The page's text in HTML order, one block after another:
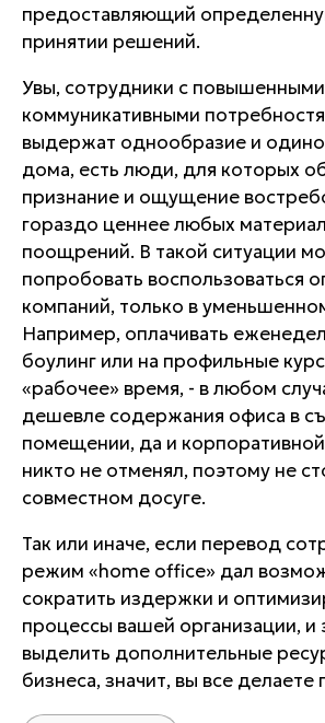
предоставляющий
принятии решений.
Увы, сотрудники с повышенными
коммуникативными
выдержат однообразие и
дома, есть люди, для которых
признание и ощущение
гораздо ценнее любых
поощрений. В такой ситуации
попробовать воспользоваться
компаний, только в
Например, оплачивать
боулинг или на профильные
«рабочее» время, - в любом
дешевле содержания офиса в
помещении, да и
никто не отменял, поэтому не
совместном досуге.
Так или иначе, если перевод
режим «home office» дал
сократить издержки и
процессы вашей организации, и
выделить дополнительные
бизнеса, значит, вы все делаете